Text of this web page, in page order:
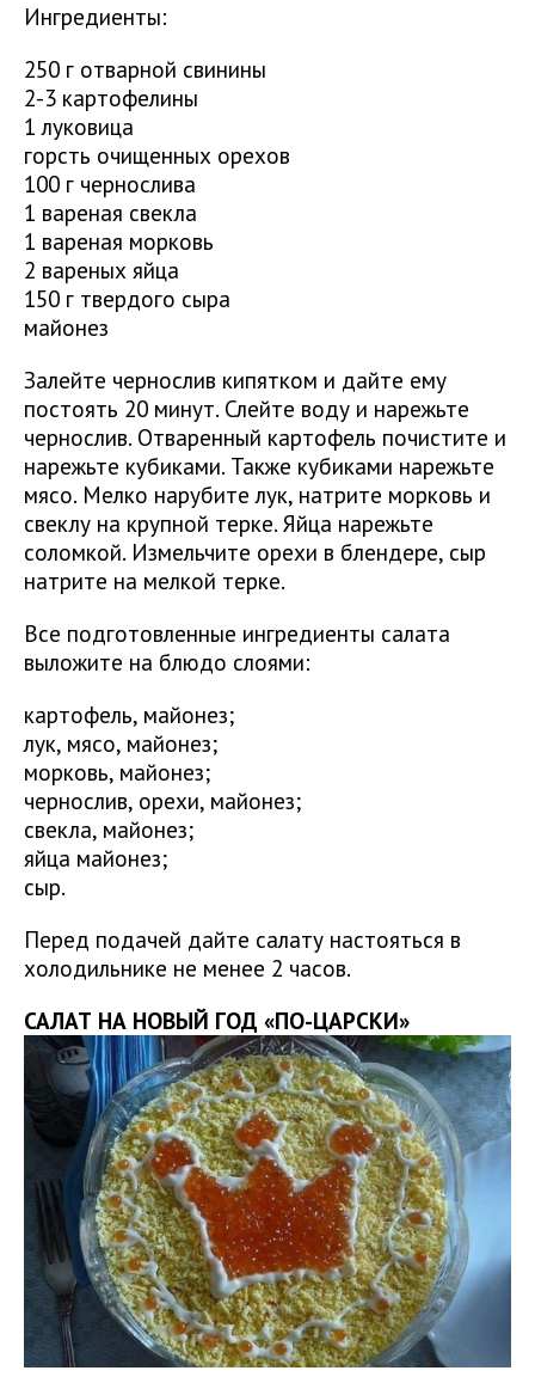
Ингредиенты:
250 г отварной свинины
2-3 картофелины
1 луковица
горсть очищенных орехов
100 г чернослива
1 вареная свекла
1 вареная морковь
2 вареных яйца
150 г твердого сыра
майонез
Залейте чернослив кипятком и дайте ему
постоять 20 минут. Слейте воду и нарежьте
чернослив. Отваренный картофель почистите и
нарежьте кубиками. Также кубиками нарежьте
мясо. Мелко нарубите лук, натрите морковь и
свеклу на крупной терке. Яйца нарежьте
соломкой. Измельчите орехи в блендере, сыр
натрите на мелкой терке.
Все подготовленные ингредиенты салата
выложите на блюдо слоями:
картофель, майонез;
лук, мясо, майонез;
морковь, майонез;
чернослив, орехи, майонез;
свекла, майонез;
яйца майонез;
сыр.
Перед подачей дайте салату настояться в
холодильнике не менее 2 часов.
САЛАТ НА НОВЫЙ ГОД «ПО-ЦАРСКИ»